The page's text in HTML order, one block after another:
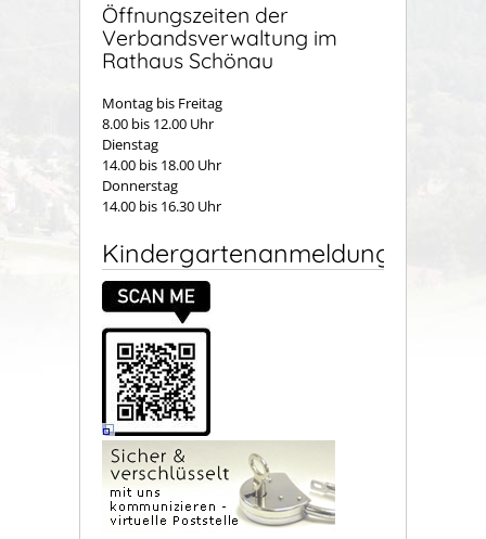
Öffnungszeiten der
Verbandsverwaltung im
Rathaus Schönau
Montag bis Freitag
8.00 bis 12.00 Uhr
Dienstag
14.00 bis 18.00 Uhr
Donnerstag
14.00 bis 16.30 Uhr
Kindergartenanmeldung